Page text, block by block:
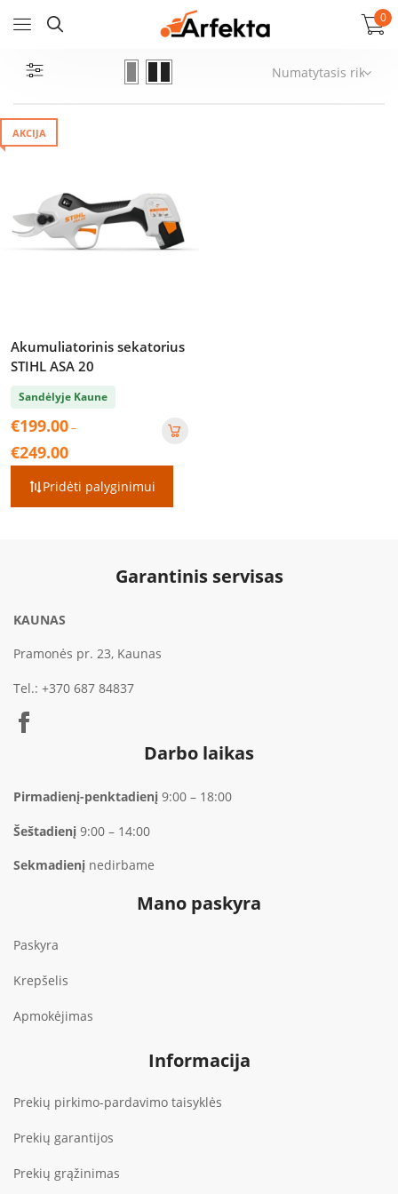
0
AKCIJA
Akumuliatorinis sekatorius
STIHL ASA 20
Sandėlyje Kaune
€199.00–
€249.00Price
range:
€199.00
Pridėti palyginimui
Garantinis servisas
KAUNAS
Pramonės pr. 23, Kaunas
Tel.: +370 687 84837
Darbo laikas
Pirmadienį-penktadienį 9:00 – 18:00
Šeštadienį 9:00 – 14:00
Sekmadienį nedirbame
Mano paskyra
Paskyra
Krepšelis
Apmokėjimas
Informacija
Prekių pirkimo-pardavimo taisyklės
Prekių garantijos
Prekių grąžinimas